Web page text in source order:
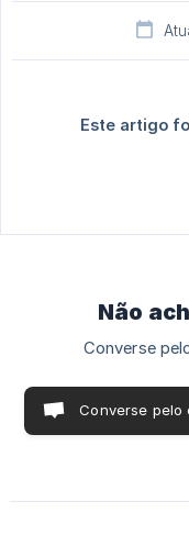
Este artigo
Não
Converse
Converse pelo